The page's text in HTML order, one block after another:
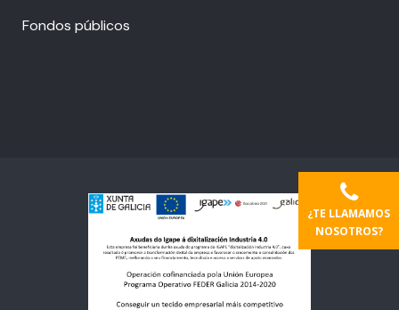
Fondos públicos
¿TE LLAMAMOS
NOSOTROS?